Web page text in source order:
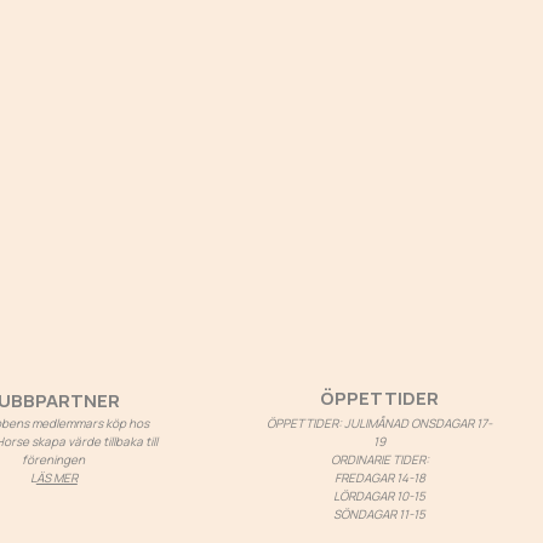
medlemmars köp hos
skapa värde tillbaka till
föreningen
LÄS MER
ÖPPETTIDER
ÖPPETTIDER: JULIMÅNAD ONSDAGAR 17-
19
ORDINARIE TIDER:
FREDAGAR 14-18
LÖRDAGAR 10-15
SÖNDAGAR 11-15